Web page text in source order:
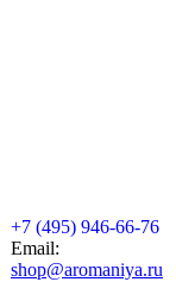
+7 (495) 946-66-76
Email:
shop@aromaniya.ru